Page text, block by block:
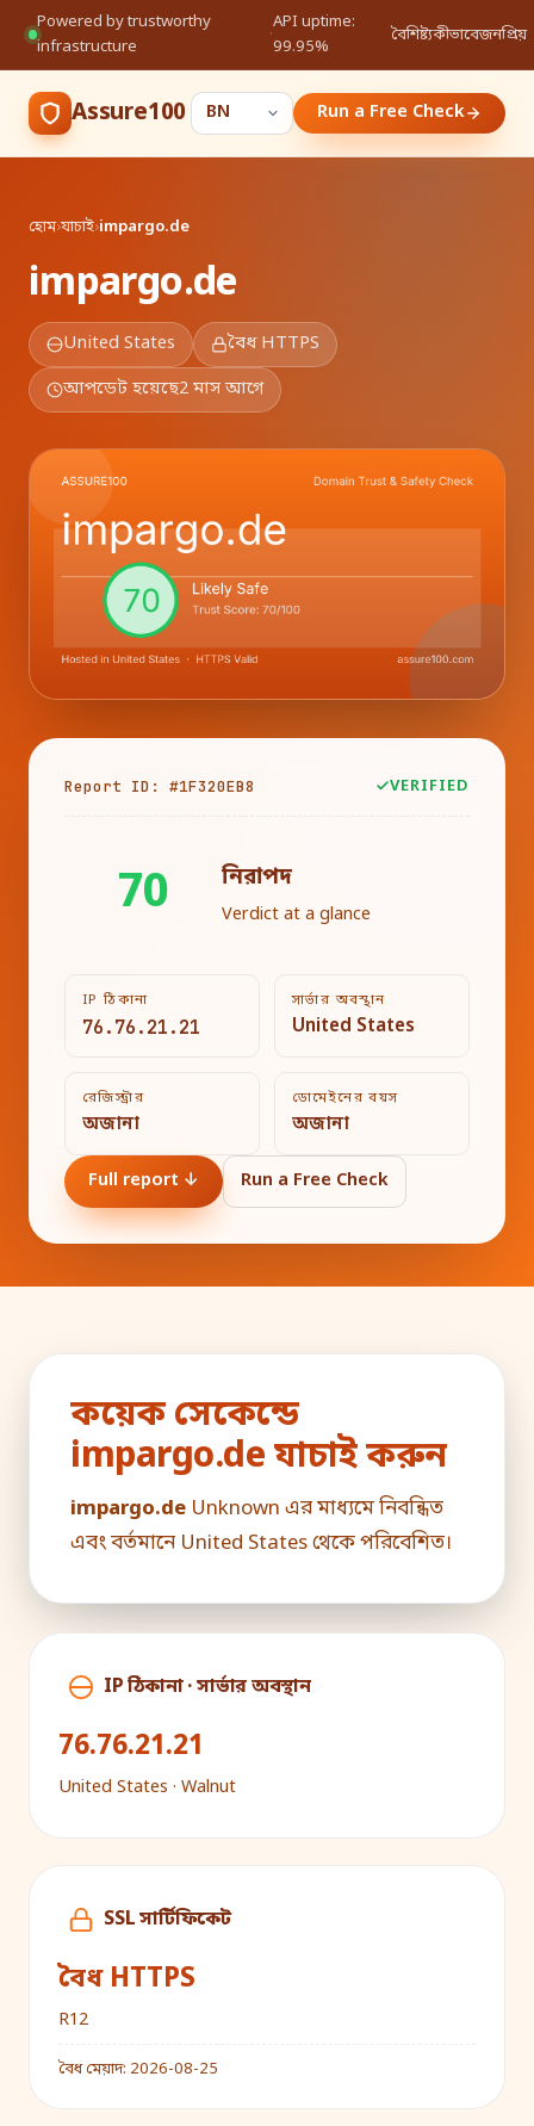
Powered by trustworthy
infrastructure
·
API uptime:
99.95%
বৈশিষ্ট্যকীভাবেজনপ্রিয়
Assure100 Run a Free Check
হোম›যাচাই›impargo.de
impargo.de
United States
বৈধ HTTPS
আপডেট হয়েছে2 মাস আগে
Report ID: #1F320EB8 VERIFIED
70 নিরাপদ
Verdict at a glance
IP ঠিকানা
76.76.21.21
সার্ভার অবস্থান
United States
রেজিস্ট্রার
অজানা
ডোমেইনের বয়স
অজানা
Full report ↓ Run a Free Check
কয়েক সেকেন্ডে
impargo.de যাচাই করুন
impargo.de Unknown এর মাধ্যমে নিবন্ধিত
এবং বর্তমানে United States থেকে পরিবেশিত।
IP ঠিকানা · সার্ভার অবস্থান
76.76.21.21
United States · Walnut
SSL সার্টিফিকেট
বৈধ HTTPS
R12
বৈধ মেয়াদ: 2026-08-25